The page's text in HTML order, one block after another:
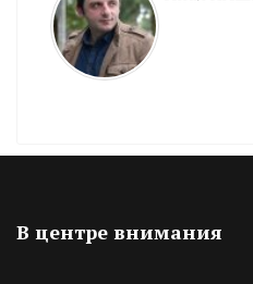
В центре внимания